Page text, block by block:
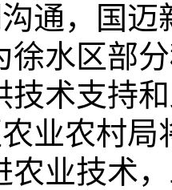
通，国迈
徐水区部分
技术支持
业农村局
农业技术